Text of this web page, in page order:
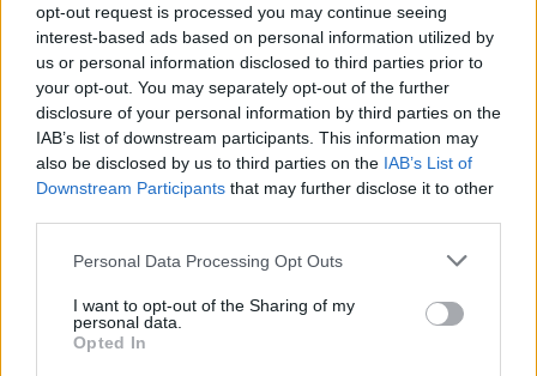
opt-out request is processed you may continue seeing
interest-based ads based on personal information utilized by
us or personal information disclosed to third parties prior to
your opt-out. You may separately opt-out of the further
disclosure of your personal information by third parties on the
IAB’s list of downstream participants. This information may
also be disclosed by us to third parties on the IAB’s List of
Downstream Participants that may further disclose it to other
Personal Data Processing Opt Outs
I want to opt-out of the Sharing of my
personal data.
Opted In
Αναζωογονητικό
ποδόλουτρο με
τζίντζερ
Κουρασμένα και
πρησμένα πόδια;